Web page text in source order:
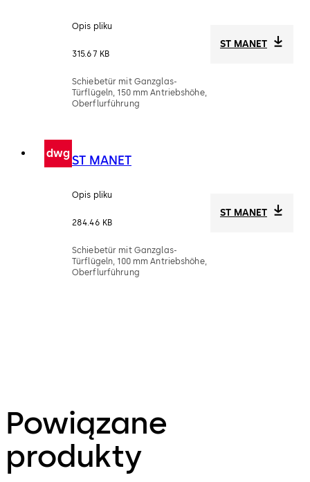
Opis pliku
315.67 KB
Schiebetür mit Ganzglas-
Türflügeln, 150 mm Antriebshöhe,
Oberflurführung
ST MANET
dwgST MANET
Opis pliku
284.46 KB
Schiebetür mit Ganzglas-
Türflügeln, 100 mm Antriebshöhe,
Oberflurführung
ST MANET
Powiązane
produkty